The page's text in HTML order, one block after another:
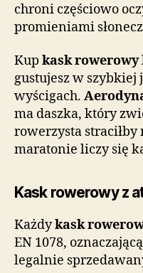
chroni częściowo
promieniami
Kup kask rowerowy
gustujesz w szybkiej
wyścigach.
ma daszka, który
rowerzysta
maratonie liczy się
Kask rowerowy z
Każdykask
EN 1078,
legalnie